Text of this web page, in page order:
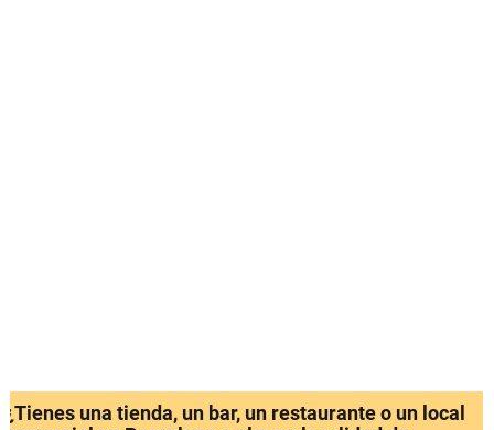
¿Tienes una tienda, un bar, un restaurante o un local